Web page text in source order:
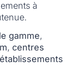
à
gamme,
, centres
établissements